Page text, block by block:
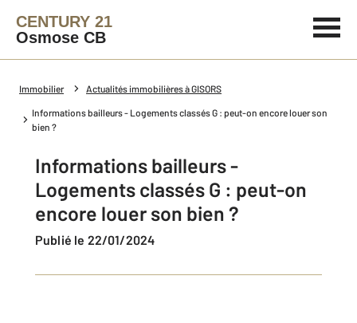
CENTURY 21
Osmose CB
Immobilier Actualités immobilières à GISORS
Informations bailleurs - Logements classés G : peut-on encore louer son
bien ?
Informations bailleurs -
Logements classés G : peut-on
encore louer son bien ?
Publié le 22/01/2024